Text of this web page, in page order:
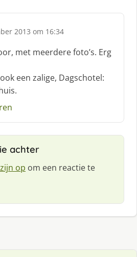
2013 om 16:34
met meerdere foto’s. Erg
een zalige, Dagschotel:
achter
op om een reactie te